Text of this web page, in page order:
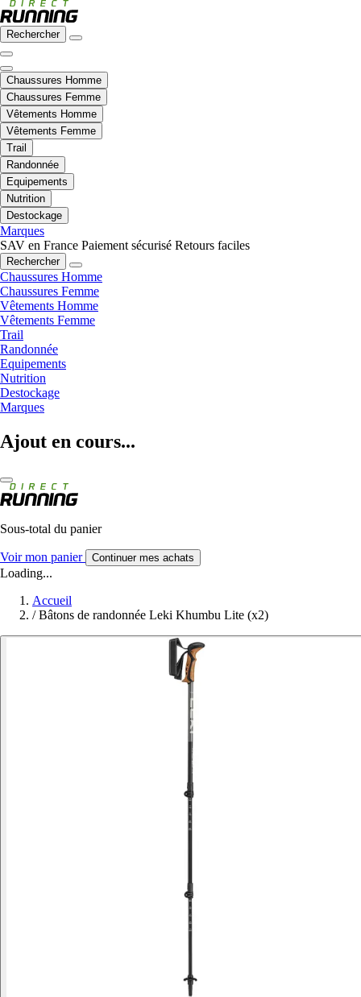
Rechercher
Chaussures Homme
Chaussures Femme
Vêtements Homme
Vêtements Femme
Trail
Randonnée
Equipements
Nutrition
Destockage
Marques
SAV en France Paiement sécurisé Retours faciles
Rechercher
Chaussures Homme
Chaussures Femme
Vêtements Homme
Vêtements Femme
Trail
Randonnée
Equipements
Nutrition
Destockage
Marques
Ajout en cours...
Sous-total du panier
Voir mon panier Continuer mes achats
Loading...
Accueil
/ Bâtons de randonnée Leki Khumbu Lite (x2)